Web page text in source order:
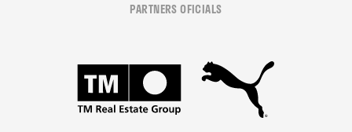
PARTNERS OFICIALS